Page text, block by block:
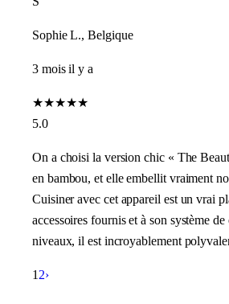
Sophie L., Belgique
3 mois il y a
★★★★★
5.0
On a choisi la version chic « The
en bambou, et elle embellit vraiment
Cuisiner avec cet appareil est un vrai
accessoires fournis et à son système
niveaux, il est incroyablement
1 2›